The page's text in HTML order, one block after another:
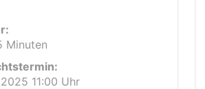
Minuten
11:00 Uhr